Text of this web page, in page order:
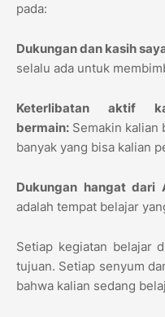
pada:
Dukungan dan kasih
selalu ada untuk
Keterlibatan aktif
bermain: Semakin kalian
banyak yang bisa kalian
Dukungan hangat dari
adalah tempat belajar
Setiap kegiatan belajar
tujuan. Setiap senyum
bahwa kalian sedang